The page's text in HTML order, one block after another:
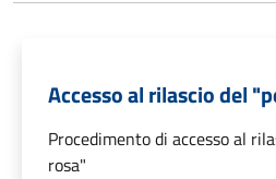
Accesso al rilascio del
Procedimento di accesso al
rosa"